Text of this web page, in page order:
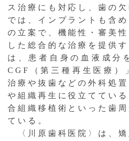
ス治療にも対応し、歯の
では、インプラントも含
の立案で、機能性・審美
した総合的な治療を提供
は、患者自身の血液成分
CGF（第三種再生医療）
治療や抜歯などの外科処
や組織再生に役立ててい
合組織移植術といった歯
ている。
〈川原歯科医院〉は、矯